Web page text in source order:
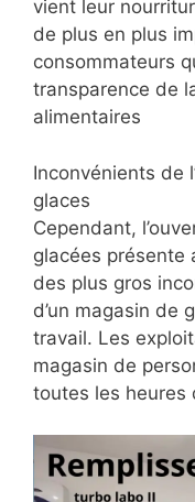
vient leur
de plus en plus
consommateurs
transparence de
alimentaires
Inconvénients de
glaces
Cependant,
glacées présente
des plus gros
d’un magasin de
travail. Les
magasin de
toutes les heures